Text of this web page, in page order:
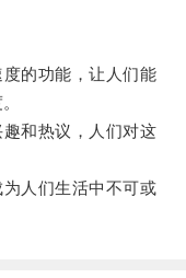
的功能，让人们能
和热议，人们对这
人们生活中不可或